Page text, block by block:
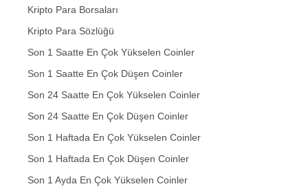
Kripto Para Borsaları
Kripto Para Sözlüğü
Son 1 Saatte En Çok Yükselen Coinler
Son 1 Saatte En Çok Düşen Coinler
Son 24 Saatte En Çok Yükselen Coinler
Son 24 Saatte En Çok Düşen Coinler
Son 1 Haftada En Çok Yükselen Coinler
Son 1 Haftada En Çok Düşen Coinler
Son 1 Ayda En Çok Yükselen Coinler